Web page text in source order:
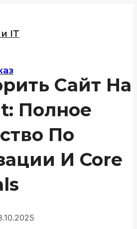
IT
Сайт На
Полное
По
И Core